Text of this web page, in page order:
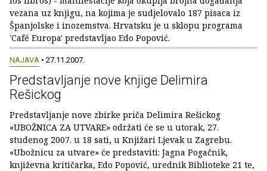
vezana uz knjigu, na kojima je sudjelovalo 187 pisaca iz
Španjolske i inozemstva. Hrvatsku je u sklopu programa
'Café Europa' predstavljao Edo Popović.
NAJAVA • 27.11.2007.
Predstavljanje nove knjige Delimira
Rešickog
Predstavljanje nove zbirke priča Delimira Rešickog
«UBOŽNICA ZA UTVARE» održati će se u utorak, 27.
studenog 2007. u 18 sati, u Knjižari Ljevak u Zagrebu.
«Ubožnicu za utvare» će predstaviti: Jagna Pogačnik,
književna kritičarka, Edo Popović, urednik Biblioteke 21 te,